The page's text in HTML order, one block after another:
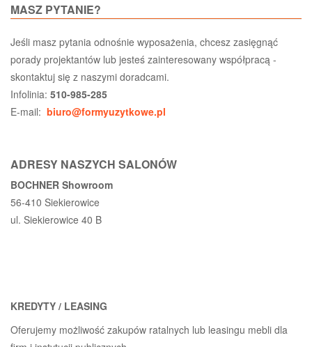
MASZ PYTANIE?
Jeśli masz pytania odnośnie wyposażenia, chcesz zasięgnąć
porady projektantów lub jesteś zainteresowany współpracą -
skontaktuj się z naszymi doradcami.
Infolinia: 510-985-285
E-mail: biuro@formyuzytkowe.pl
ADRESY NASZYCH SALONÓW
BOCHNER Showroom
56-410 Siekierowice
ul. Siekierowice 40 B
KREDYTY / LEASING
Oferujemy możliwość zakupów ratalnych lub leasingu mebli dla